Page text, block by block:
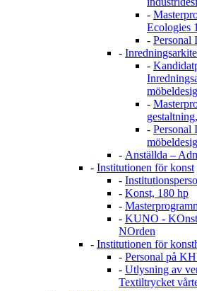
-
Ecologies
- Personal
-
-
-
- Personal
- Anställda –
- Institutionen för konst
-
- Konst, 180 hp
-
- KUNO -
NOrden
- Institutionen för
- Personal på
- Utlysning av
Textiltrycket